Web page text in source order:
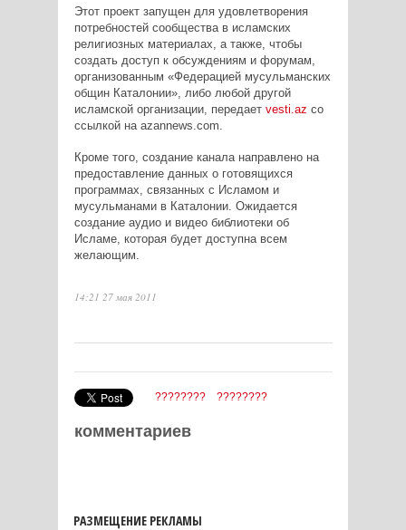
Этот проект запущен для удовлетворения
потребностей сообщества в исламских
религиозных материалах, а также, чтобы
создать доступ к обсуждениям и форумам,
организованным «Федерацией мусульманских
общин Каталонии», либо любой другой
исламской организации, передает vesti.az со
ссылкой на azannews.com.
Кроме того, создание канала направлено на
предоставление данных о готовящихся
программах, связанных с Исламом и
мусульманами в Каталонии. Ожидается
создание аудио и видео библиотеки об
Исламе, которая будет доступна всем
желающим.
14:21 27 мая 2011
???????? ????????
комментариев
РАЗМЕЩЕНИЕ РЕКЛАМЫ